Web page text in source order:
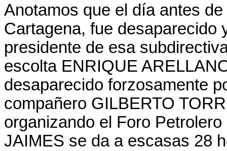
Anotamos que el día antes
Cartagena, fue desaparecido
presidente de esa
escolta ENRIQUE
desaparecido forzosamente
compañero GILBERTO
organizando el Foro
JAIMES se da a escasas 28